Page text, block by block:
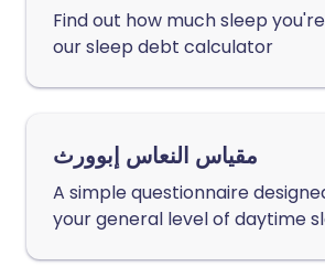
Find out how much sleep
our sleep debt calculator
مقياس النعاس إبوورث
A simple questionnaire
your general level of daytime